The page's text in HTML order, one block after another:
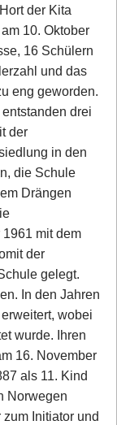
der Kita
10. Oktober
16 Schülern
und das
eng geworden.
drei
der
in den
die Schule
Drängen
mit dem
der
gelegt.
In den Jahren
wobei
wurde. Ihren
16. November
als 11. Kind
Norwegen
Initiator und